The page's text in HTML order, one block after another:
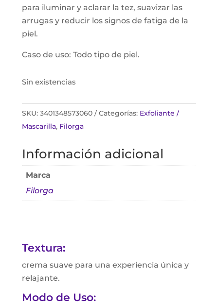
para iluminar y aclarar la tez, suavizar las
arrugas y reducir los signos de fatiga de la
piel.
Caso de uso: Todo tipo de piel.
Sin existencias
SKU: 3401348573060 Categorías: Exfoliante /
Mascarilla, Filorga
Información adicional
Marca
Filorga
Textura:
crema suave para una experiencia única y
relajante.
Modo de Uso: